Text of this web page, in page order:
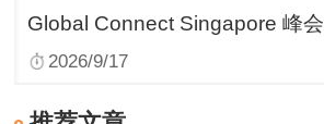
Global Connect Singapore 峰会
2026/9/17